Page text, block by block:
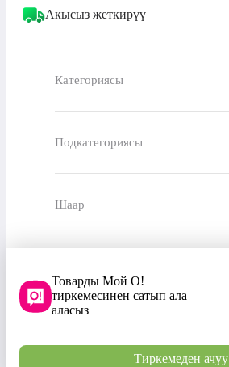
Акысыз жеткирүү
Категориясы
Подкатегориясы
Шаар
Товарды Мой О!
тиркемесинен сатып ала
аласыз
Тиркемеден ачуу